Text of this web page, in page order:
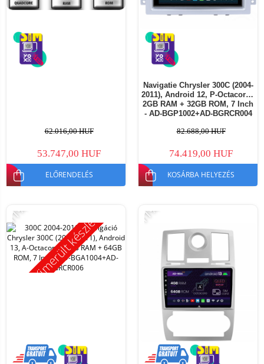
62.016,00 HUF
53.747,00 HUF
ELŐRENDELÉS
Navigatie Chrysler 300C (2004-
2011), Android 12, P-Octacore /
2GB RAM + 32GB ROM, 7 Inch
- AD-BGP1002+AD-BGRCR004
82.688,00 HUF
74.419,00 HUF
KOSÁRBA HELYEZÉS
Kimerült készlet
-11% -11%